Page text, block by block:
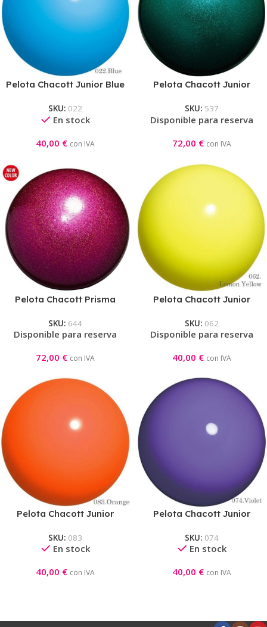
Pelota Chacott Junior Blue
SKU: 022
En stock
40,00 € con IVA
Pelota Chacott Junior
SKU: 537
Disponible para reserva
72,00 € con IVA
Pelota Chacott Prisma
SKU: 644
Disponible para reserva
72,00 € con IVA
Pelota Chacott Junior
SKU: 062
Disponible para reserva
40,00 € con IVA
Pelota Chacott Junior
SKU: 083
En stock
40,00 € con IVA
Pelota Chacott Junior
SKU: 074
En stock
40,00 € con IVA